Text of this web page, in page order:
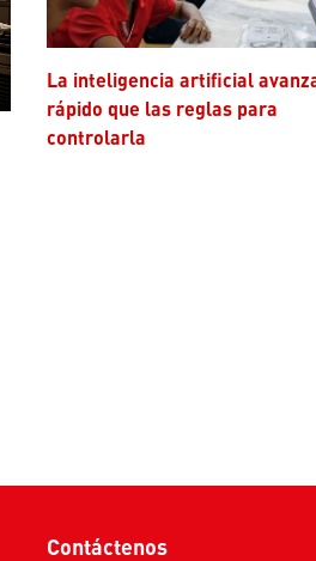
La inteligencia artificial avanza más
rápido que las reglas para
controlarla
Contáctenos